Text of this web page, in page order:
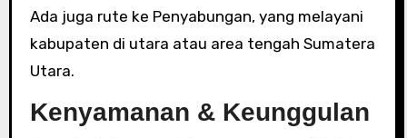
Ada juga rute ke Penyabungan, yang melayani
kabupaten di utara atau area tengah Sumatera
Utara.
Kenyamanan & Keunggulan